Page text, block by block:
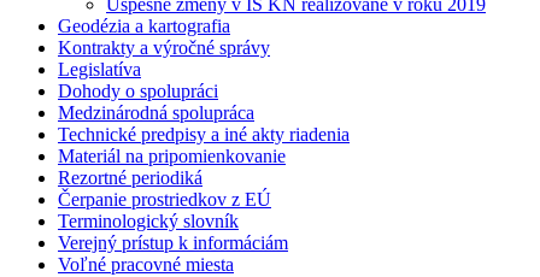
Úspešné zmeny v IS KN realizované v roku 2019
Geodézia a kartografia
Kontrakty a výročné správy
Legislatíva
Dohody o spolupráci
Medzinárodná spolupráca
Technické predpisy a iné akty riadenia
Materiál na pripomienkovanie
Rezortné periodiká
Čerpanie prostriedkov z EÚ
Terminologický slovník
Verejný prístup k informáciám
Voľné pracovné miesta